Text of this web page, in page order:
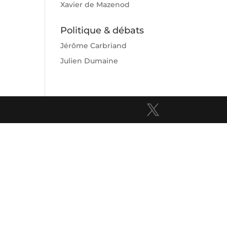
Xavier de Mazenod
Politique & débats
Jérôme Carbriand
Julien Dumaine